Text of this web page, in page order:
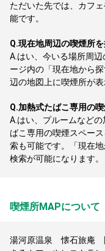
ただいた先では、カフ
能です。
Q.現在地周辺の喫煙所
A. はい、今いる場所周
ージ内の「現在地から
辺の地図上に喫煙所が表
Q.加熱式たばこ専用の
A. はい、プルームなど
ばこ専用の喫煙スペー
索も可能です。「現在
検索が可能になります。
喫煙所MAPについて
湯河原温泉 懐石旅庵